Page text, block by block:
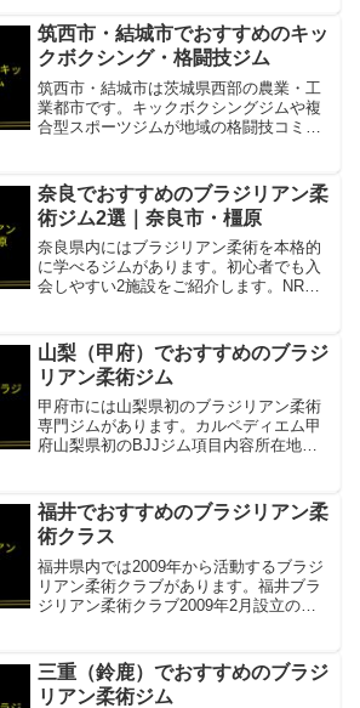
あり）営業時間・定休日平日・土日 各
種...
筑西市・結城市でおすすめのキッ
クボクシング・格闘技ジム
筑西市・結城市は茨城県西部の農業・工
業都市です。キックボクシングジムや複
合型スポーツジムが地域の格闘技コミュ
ックボクシング道場・初心者から選手ま
で丁寧な指導項目内容...
奈良でおすすめのブラジリアン柔
術ジム2選｜奈良市・橿原
奈良県内にはブラジリアン柔術を本格的
に学べるジムがあります。初心者でも入
会しやすい2施設をご紹介します。NR柔
1-2-32（新大宮駅徒歩12分）営業時間・
定休日平日・...
山梨（甲府）でおすすめのブラジ
リアン柔術ジム
甲府市には山梨県初のブラジリアン柔術
専門ジムがあります。カルペディエム甲
府山梨県初のBJJジム項目内容所在地／
ルはサイト参照）料金目安・特徴体験
¥3,000（入...
福井でおすすめのブラジリアン柔
術クラス
福井県内では2009年から活動するブラジ
リアン柔術クラブがあります。福井ブラ
ジリアン柔術クラブ2009年2月設立の老
道館営業時間・定休日不定期開催（カレ
ンダーはサイト参...
三重（鈴鹿）でおすすめのブラジ
リアン柔術ジム